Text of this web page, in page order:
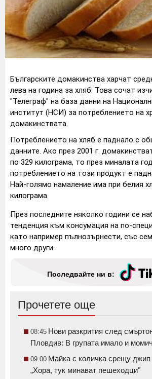
Българските домакинства харчат
лева на година за хляб. Това сочат
"Телеграф" на база данни на
институт (НСИ) за потреблението на
домакинствата.
Потреблението на хляб е паднало с
данните. Ако през 2001 г.
по 329 килограма, то през миналата
потреблението на този продукт е
Най-голямо намаление има при белия
килограма.
През последните няколко години се
тенденция към консумация на по-
като например пълнозърнести, със
много други.
Последвайте ни в:
Прочетете още
08:45 Нови разкрития след
Пловдив: В групата имало и
09:00 Майка с количка срещу джип
„Хора, тук минават пешеходци"